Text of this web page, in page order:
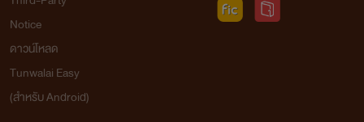
Notice
ดาวน์โหลด
Tunwalai Easy
(สำหรับ Android)